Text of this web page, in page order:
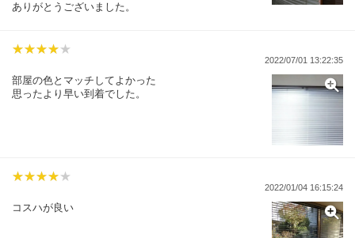
ありがとうございました。
2022/07/01 13:22:35
部屋の色とマッチしてよかった
思ったより早い到着でした。
2022/01/04 16:15:24
コスハが良い